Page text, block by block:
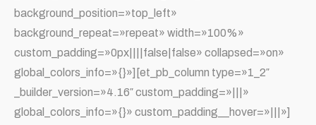
background_position=»top_left»
background_repeat=»repeat» width=»100%»
custom_padding=»0px||||false|false» collapsed=»on»
global_colors_info=»{}»][et_pb_column type=»1_2″
_builder_version=»4.16″ custom_padding=»|||»
global_colors_info=»{}» custom_padding__hover=»|||»]